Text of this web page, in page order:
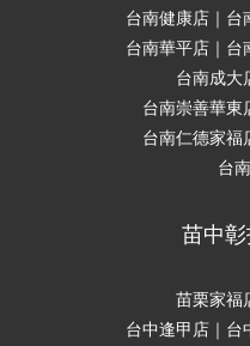
台南健康店｜台
台南華平店｜台
台南成大
台南崇善華東
台南仁德家福
台
苗中
苗栗家福
台中逢甲店｜台